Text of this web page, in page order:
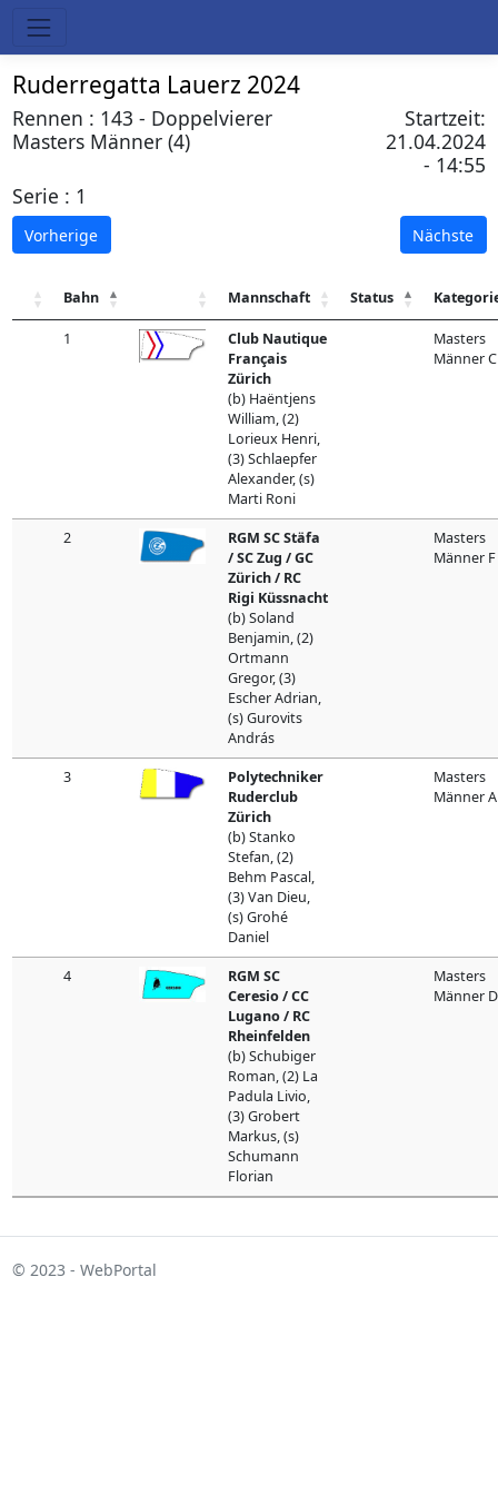
Ruderregatta Lauerz 2024
Rennen : 143 - Doppelvierer
Masters Männer (4)
Startzeit:
21.04.2024
- 14:55
Serie : 1
Vorherige Nächste
Bahn Mannschaft Status
1
Club Nautique
Français
Zürich
(b) Haëntjens
William, (2)
Lorieux Henri,
(3) Schlaepfer
Alexander, (s)
Marti Roni
Masters
Männer C
2
RGM SC Stäfa
/ SC Zug / GC
Zürich / RC
Rigi Küssnacht
(b) Soland
Benjamin, (2)
Ortmann
Gregor, (3)
Escher Adrian,
(s) Gurovits
András
Masters
Männer F
3
Polytechniker
Ruderclub
Zürich
(b) Stanko
Stefan, (2)
Behm Pascal,
(3) Van Dieu,
(s) Grohé
Daniel
Masters
Männer A
4
RGM SC
Ceresio / CC
Lugano / RC
Rheinfelden
(b) Schubiger
Roman, (2) La
Padula Livio,
(3) Grobert
Markus, (s)
Schumann
Florian
Masters
Männer D
© 2023 - WebPortal